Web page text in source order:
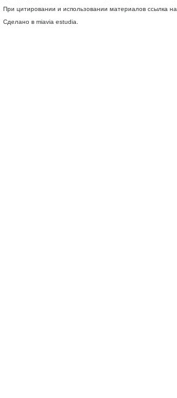
При цитировании и использовании материалов ссылка на
Сделано в miavia estudia.